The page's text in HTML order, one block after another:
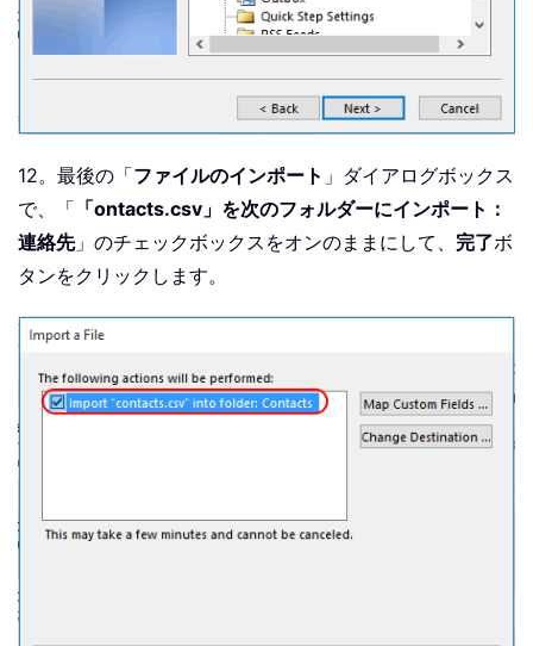
12。最後の「ファイルのインポート 」ダイアログボックス
で、「 「ontacts.csv」を次のフォルダーにインポート：
連絡先」のチェックボックスをオンのままにして、 完了ボ
タンをクリックします。